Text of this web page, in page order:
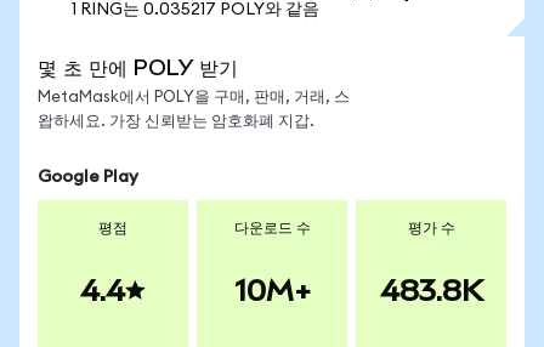
1 RING는 0.035217 POLY와 같음
몇 초 만에 POLY 받기
MetaMask에서 POLY을 구매, 판매, 거래, 스
왑하세요. 가장 신뢰받는 암호화폐 지갑.
Google Play
평점
4.4
다운로드 수
10M+
평가 수
483.8K